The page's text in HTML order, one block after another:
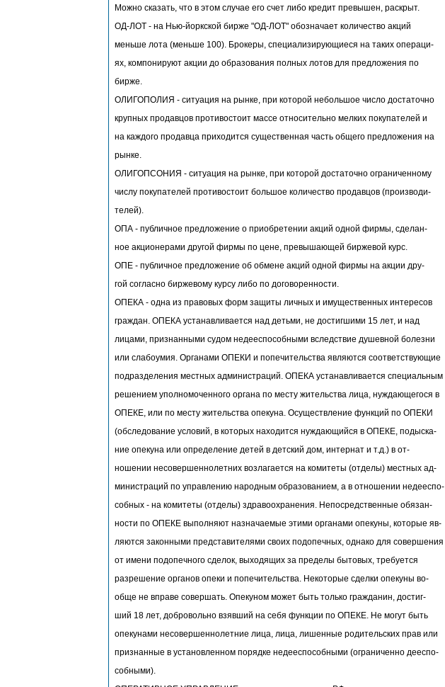
Можно сказать, что в этом случае его счет либо кредит превышен, раскрыт.
ОД-ЛОТ - на Нью-йоркской бирже "ОД-ЛОТ" обозначает количество акций
меньше лота (меньше 100). Брокеры, специализирующиеся на таких операци-
ях, компонируют акции до образования полных лотов для предложения по
бирже.
ОЛИГОПОЛИЯ - ситуация на рынке, при которой небольшое число достаточно
крупных продавцов противостоит массе относительно мелких покупателей и
на каждого продавца приходится существенная часть общего предложения на
рынке.
ОЛИГОПСОНИЯ - ситуация на рынке, при которой достаточно ограниченному
числу покупателей противостоит большое количество продавцов (производи-
телей).
ОПА - публичное предложение о приобретении акций одной фирмы, сделан-
ное акционерами другой фирмы по цене, превышающей биржевой курс.
ОПЕ - публичное предложение об обмене акций одной фирмы на акции дру-
гой согласно биржевому курсу либо по договоренности.
ОПЕКА - одна из правовых форм защиты личных и имущественных интересов
граждан. ОПЕКА устанавливается над детьми, не достигшими 15 лет, и над
лицами, признанными судом недееспособными вследствие душевной болезни
или слабоумия. Органами ОПЕКИ и попечительства являются соответствующие
подразделения местных администраций. ОПЕКА устанавливается специальным
решением уполномоченного органа по месту жительства лица, нуждающегося в
ОПЕКЕ, или по месту жительства опекуна. Осуществление функций по ОПЕКИ
(обследование условий, в которых находится нуждающийся в ОПЕКЕ, подыска-
ние опекуна или определение детей в детский дом, интернат и т.д.) в от-
ношении несовершеннолетних возлагается на комитеты (отделы) местных ад-
министраций по управлению народным образованием, а в отношении недееспо-
собных - на комитеты (отделы) здравоохранения. Непосредственные обязан-
ности по ОПЕКЕ выполняют назначаемые этими органами опекуны, которые яв-
ляются законными представителями своих подопечных, однако для совершения
от имени подопечного сделок, выходящих за пределы бытовых, требуется
разрешение органов опеки и попечительства. Некоторые сделки опекуны во-
обще не вправе совершать. Опекуном может быть только гражданин, достиг-
ший 18 лет, добровольно взявший на себя функции по ОПЕКЕ. Не могут быть
опекунами несовершеннолетние лица, лица, лишенные родительских прав или
признанные в установленном порядке недееспособными (ограниченно дееспо-
собными).